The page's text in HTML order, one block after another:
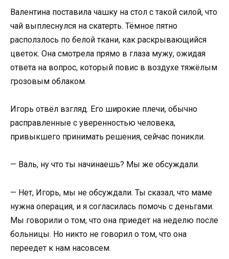
Валентина поставила чашку на стол с такой силой, что
чай выплеснулся на скатерть. Тёмное пятно
расползлось по белой ткани, как раскрывающийся
цветок. Она смотрела прямо в глаза мужу, ожидая
ответа на вопрос, который повис в воздухе тяжёлым
грозовым облаком.
Игорь отвёл взгляд. Его широкие плечи, обычно
расправленные с уверенностью человека,
привыкшего принимать решения, сейчас поникли.
— Валь, ну что ты начинаешь? Мы же обсуждали.
— Нет, Игорь, мы не обсуждали. Ты сказал, что маме
нужна операция, и я согласилась помочь с деньгами.
Мы говорили о том, что она приедет на неделю после
больницы. Но никто не говорил о том, что она
переедет к нам насовсем.